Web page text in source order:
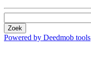
Zoek
Powered by Deedmob tools